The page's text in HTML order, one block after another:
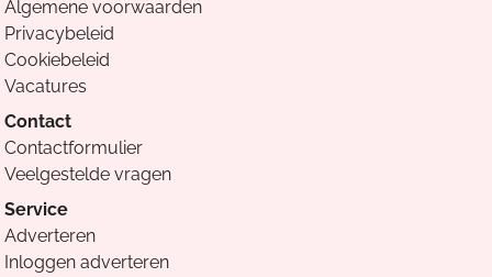
Algemene voorwaarden
Privacybeleid
Cookiebeleid
Vacatures
Contact
Contactformulier
Veelgestelde vragen
Service
Adverteren
Inloggen adverteren